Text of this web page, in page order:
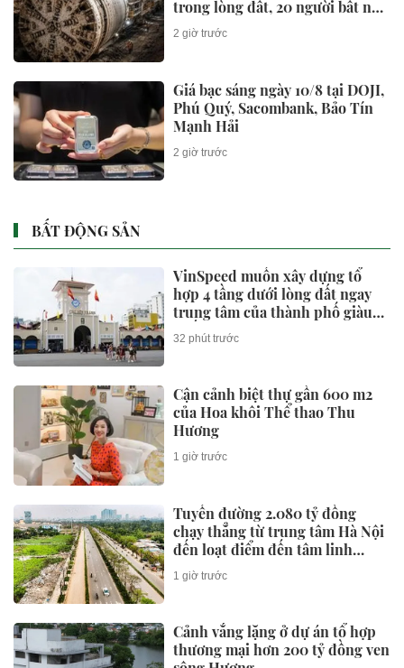
trong lòng đất, 20 người bất ngờ
hò reo vì thành công lớn
2 giờ trước
Giá bạc sáng ngày 10/8 tại DOJI,
Phú Quý, Sacombank, Bảo Tín
Mạnh Hải
2 giờ trước
BẤT ĐỘNG SẢN
VinSpeed muốn xây dựng tổ
hợp 4 tầng dưới lòng đất ngay
trung tâm của thành phố giàu
nhất Việt Nam
32 phút trước
Cận cảnh biệt thự gần 600 m2
của Hoa khôi Thể thao Thu
Hương
1 giờ trước
Tuyến đường 2.080 tỷ đồng
chạy thẳng từ trung tâm Hà Nội
đến loạt điểm đến tâm linh
Chùa Hương, Tam Chúc, Bái
Đính... đang được đẩy nhanh
1 giờ trước
Cảnh vắng lặng ở dự án tổ hợp
thương mại hơn 200 tỷ đồng ven